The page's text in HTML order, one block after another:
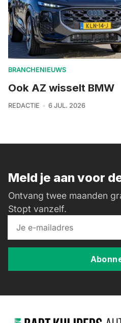
BRANCHENIEUWS
Ook AZ wisselt BMW
REDACTIE 6 JUL. 2026
Meld je aan voor
Ontvang twee maanden
Stopt vanzelf.